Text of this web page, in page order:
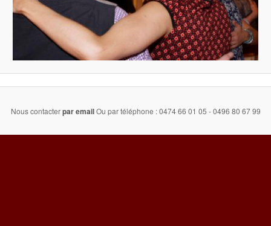
Nous contacterpar emailOu par téléphone : 0474 66 01 05 - 0496 80 67 99